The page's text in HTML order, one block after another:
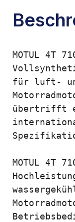
MOTUL 4T
für luft-
übertrifft
MOTUL 4T